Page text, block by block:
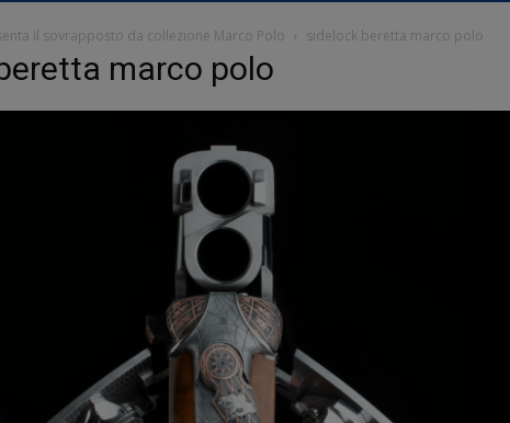
il sovrapposto da collezione Marco Polo sidelock beretta marco polo
marco polo